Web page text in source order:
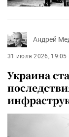
Андрей
31 июля 2026, 19:05
Украина